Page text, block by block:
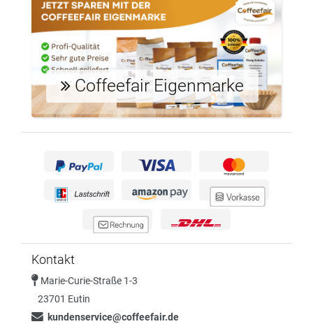
Coffeefair Eigenmarke
Kontakt
Marie-Curie-Straße 1-3
23701 Eutin
kundenservice@coffeefair.de